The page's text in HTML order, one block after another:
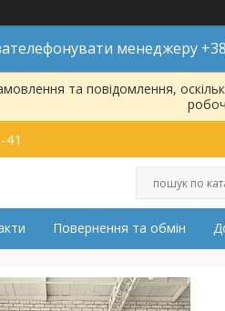
менеджеру
та повідомлення,
41
Повернення та обмін